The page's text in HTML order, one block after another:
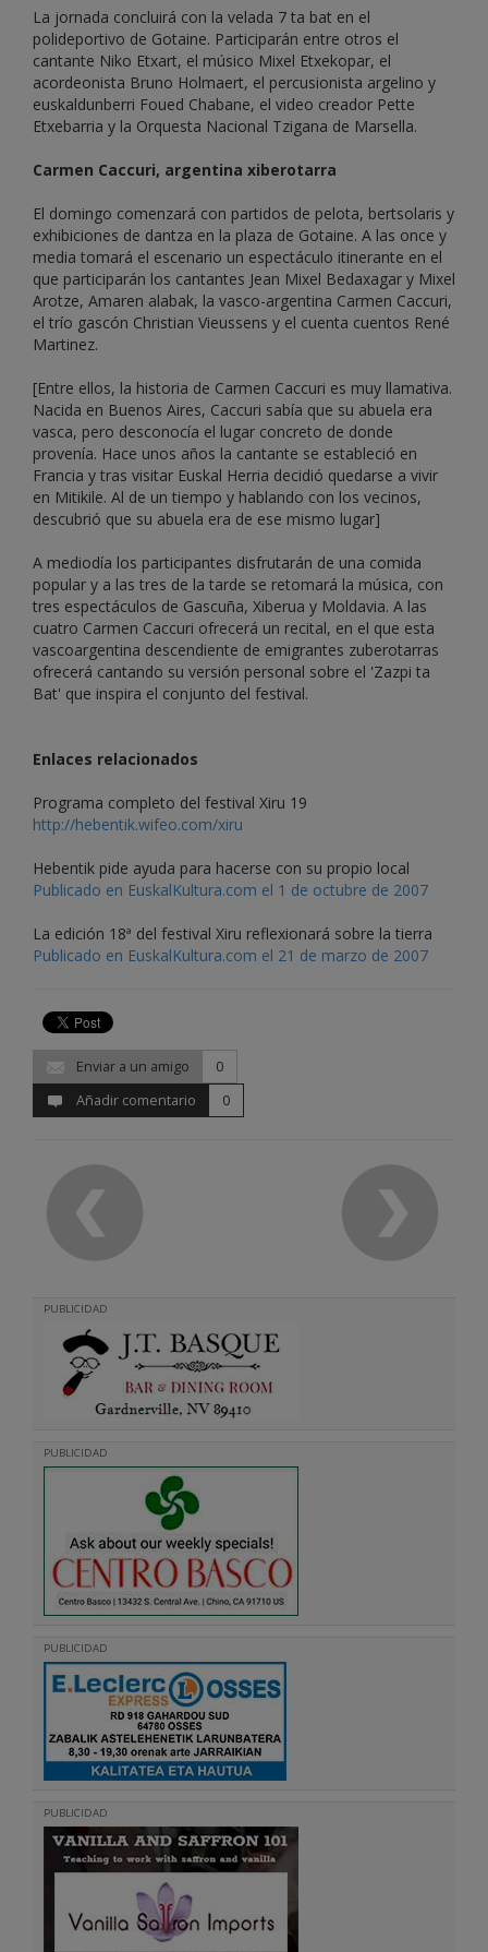
La jornada concluirá con la velada 7 ta bat en el
polideportivo de Gotaine. Participarán entre otros el
cantante Niko Etxart, el músico Mixel Etxekopar, el
acordeonista Bruno Holmaert, el percusionista argelino y
euskaldunberri Foued Chabane, el video creador Pette
Etxebarria y la Orquesta Nacional Tzigana de Marsella.
Carmen Caccuri, argentina xiberotarra
El domingo comenzará con partidos de pelota, bertsolaris y
exhibiciones de dantza en la plaza de Gotaine. A las once y
media tomará el escenario un espectáculo itinerante en el
que participarán los cantantes Jean Mixel Bedaxagar y Mixel
Arotze, Amaren alabak, la vasco-argentina Carmen Caccuri,
el trío gascón Christian Vieussens y el cuenta cuentos René
Martinez.
[Entre ellos, la historia de Carmen Caccuri es muy llamativa.
Nacida en Buenos Aires, Caccuri sabía que su abuela era
vasca, pero desconocía el lugar concreto de donde
provenía. Hace unos años la cantante se estableció en
Francia y tras visitar Euskal Herria decidió quedarse a vivir
en Mitikile. Al de un tiempo y hablando con los vecinos,
descubrió que su abuela era de ese mismo lugar]
A mediodía los participantes disfrutarán de una comida
popular y a las tres de la tarde se retomará la música, con
tres espectáculos de Gascuña, Xiberua y Moldavia. A las
cuatro Carmen Caccuri ofrecerá un recital, en el que esta
vascoargentina descendiente de emigrantes zuberotarras
ofrecerá cantando su versión personal sobre el 'Zazpi ta
Bat' que inspira el conjunto del festival.
Enlaces relacionados
Programa completo del festival Xiru 19
http://hebentik.wifeo.com/xiru
Hebentik pide ayuda para hacerse con su propio local
Publicado en EuskalKultura.com el 1 de octubre de 2007
La edición 18ª del festival Xiru reflexionará sobre la tierra
Publicado en EuskalKultura.com el 21 de marzo de 2007
Enviar a un amigo
0
Añadir comentario
0
PUBLICIDAD
PUBLICIDAD
PUBLICIDAD
PUBLICIDAD